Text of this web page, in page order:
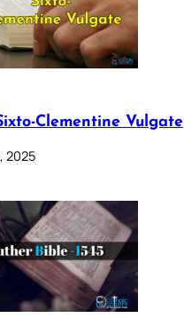
Clementine Vulgate
2025